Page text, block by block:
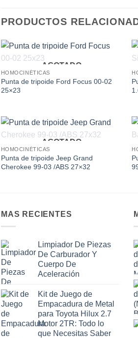
PRODUCTOS
AGOTADO
HOMOCINÉTICAS
Punta de tripoide Ford Focus 00-02
25×23
AGOTADO
HOMOCINÉTICAS
Punta de tripoide Jeep Grand
Cherokee 99-03 /ABS 27×32
MAS RECIENTES
Limpiador De Piezas
De Carburador Y
Cuerpo De
Aceleración
Kit de Juego de
Empacadura de Metal
para Toyota Hilux 2.7
Motor 2TR: Todo lo
que Necesitas Saber